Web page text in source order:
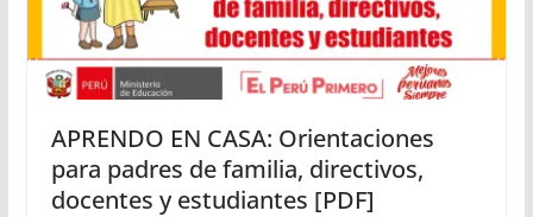
APRENDO EN CASA: Orientaciones
para padres de familia, directivos,
docentes y estudiantes [PDF]